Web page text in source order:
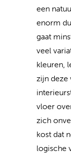
een
enorm
gaat
veel
kleuren,
zijn deze
vloer
zich
kost dat
logische